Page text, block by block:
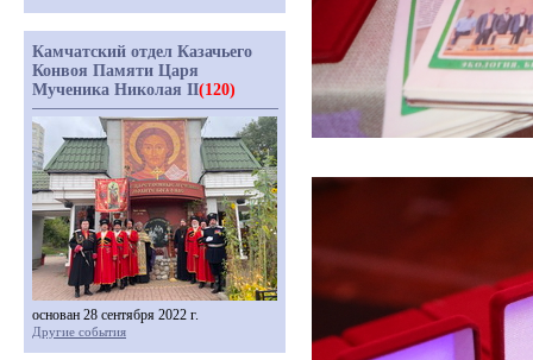
Камчатский отдел Казачьего
Конвоя Памяти Царя
Мученика Николая II(120)
основан 28 сентября 2022 г.
Другие события